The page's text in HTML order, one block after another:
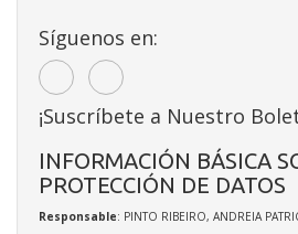
Síguenos en:
¡Suscríbete a Nuestro
INFORMACIÓN BÁSICA
PROTECCIÓN DE DATOS
Responsable: PINTO RIBEIRO, ANDREIA